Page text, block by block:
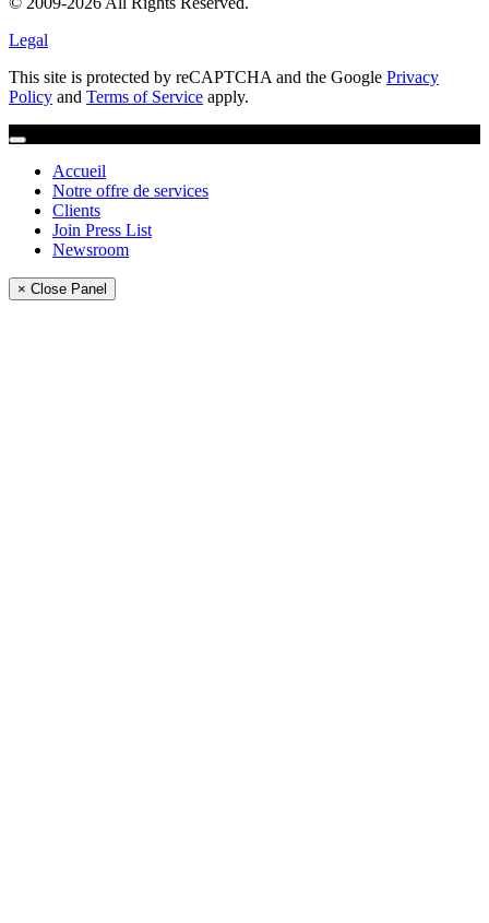
Legal
This site is protected by reCAPTCHA and the Google Privacy
Policy and Terms of Service apply.
Accueil
Notre offre de services
Clients
Join Press List
Newsroom
× Close Panel